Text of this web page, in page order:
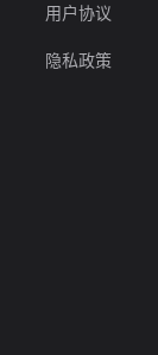
用户协议
隐私政策